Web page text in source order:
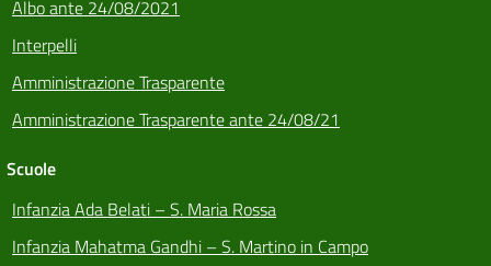
Albo ante 24/08/2021
Interpelli
Amministrazione Trasparente
Amministrazione Trasparente ante 24/08/21
Scuole
Infanzia Ada Belati – S. Maria Rossa
Infanzia Mahatma Gandhi – S. Martino in Campo